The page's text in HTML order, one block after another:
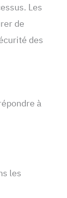
Les
de
des
à
les